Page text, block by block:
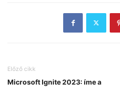
Előző cikk
Microsoft Ignite 2023: íme a